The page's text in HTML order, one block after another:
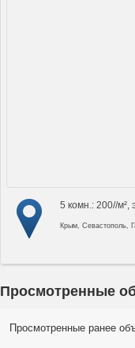
5 комн.: 200//м²,
Крым, Севастополь,
Просмотренные
Просмотренные ранее